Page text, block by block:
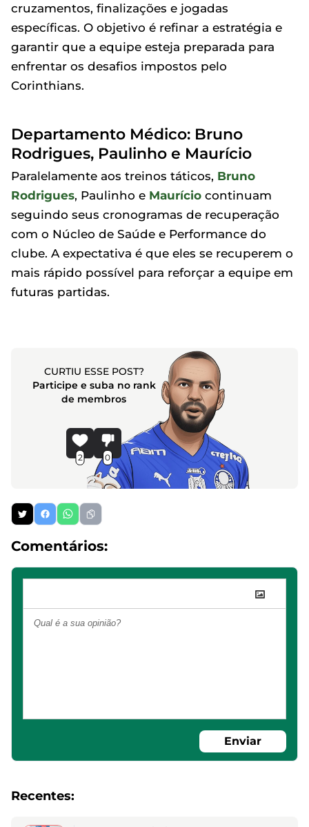
cruzamentos, finalizações e jogadas
específicas. O objetivo é refinar a estratégia e
garantir que a equipe esteja preparada para
enfrentar os desafios impostos pelo
Corinthians.
Departamento Médico: Bruno
Rodrigues, Paulinho e Maurício
Paralelamente aos treinos táticos, Bruno
Rodrigues, Paulinho e Maurício continuam
seguindo seus cronogramas de recuperação
com o Núcleo de Saúde e Performance do
clube. A expectativa é que eles se recuperem o
mais rápido possível para reforçar a equipe em
futuras partidas.
CURTIU ESSE POST?
Participe e suba no rank
de membros
2 0
Comentários:
Enviar
Recentes: